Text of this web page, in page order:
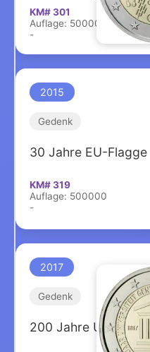
KM# 301
Auflage: 5000000
-
2015
Gedenk
30 Jahre EU-Flagge
KM# 319
Auflage: 500000
-
2017
Gedenk
200 Jahre